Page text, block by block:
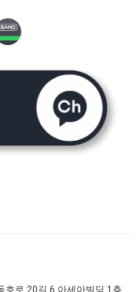
호로 20길 6 아세아빌딩 1층